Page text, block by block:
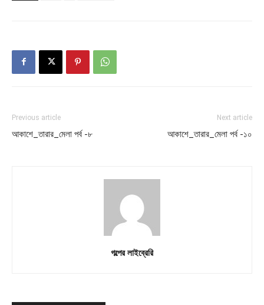
Previous article
আকাশে_তারার_মেলা পর্ব -৮
Next article
আকাশে_তারার_মেলা পর্ব -১০
গল্পের লাইব্রেরি